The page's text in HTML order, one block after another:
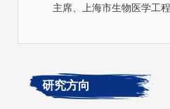
主席、上海市生物医学工
研究方向